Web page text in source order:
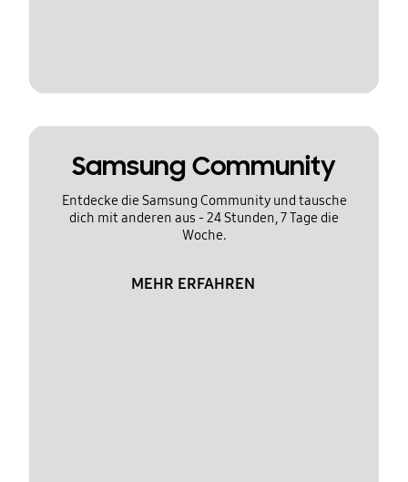
Samsung Community
Entdecke die Samsung Community und tausche
dich mit anderen aus - 24 Stunden, 7 Tage die
Woche.
MEHR ERFAHREN